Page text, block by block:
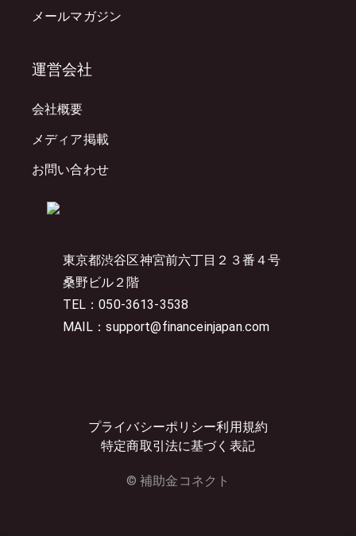
東京都渋谷区神宮前六丁目２３番４号
桑野ビル２階
TEL：050-3613-3538
MAIL：support@financeinjapan.com
プライバシーポリシー利用規約
特定商取引法に基づく表記
© 補助金コネクト
メールマガジン
運営会社
会社概要
メディア掲載
お問い合わせ